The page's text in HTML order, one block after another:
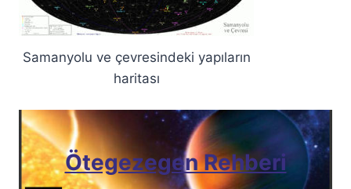
Samanyolu ve çevresindeki yapıların
haritası
Ötegezegen Rehberi